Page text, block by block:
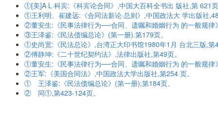
①[美]A·L·科宾:《科宾论合同》,中国大百科全书出 版社,第 621
①王利明、崔建远:《合同法新论·总则》,中国政法大 学出版社
②董安生:《民事法律行为──合同、遗嘱和婚姻行为 的一般规律
③王泽鉴:《民法债编总论》(第一册).第179页。
①史尚宽:《民法总论》,台湾正大印书馆1980年1月 台北三版,第
②傅静坤:《二十世纪契约法》,法律出版社,第49页。
①董安生:《民事法律行为──合同、遗嘱和婚姻行为 的一般规
②王军:《美国合同法》,中国政法大学出版社,第254 页。
① 王泽鉴:《民法债编总论》(第一册),第184页。
② 同①,第423-124页。